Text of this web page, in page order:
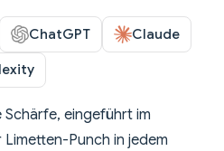
ChatGPT Claude
eingeführt im
Punch in jedem